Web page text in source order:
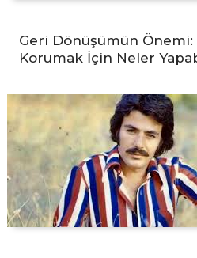
Geri Dönüşümün Önemi:
Korumak İçin Neler